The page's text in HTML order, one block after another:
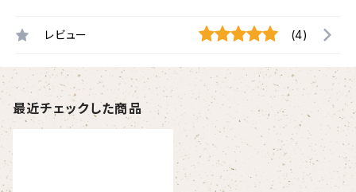
レビュー (4)
最近チェックした商品